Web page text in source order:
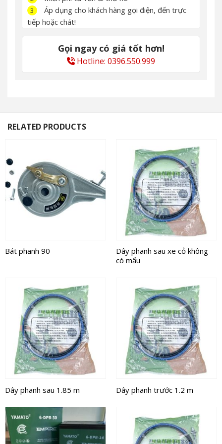
3
Áp dụng cho khách hàng gọi điện, đến trực
tiếp hoặc chát!
Gọi ngay có giá tốt hơn!
Hotline: 0396.550.999
RELATED PRODUCTS
Bát phanh 90
Dây phanh sau xe cỏ không
có mấu
Dây phanh sau 1.85 m Dây phanh trước 1.2 m